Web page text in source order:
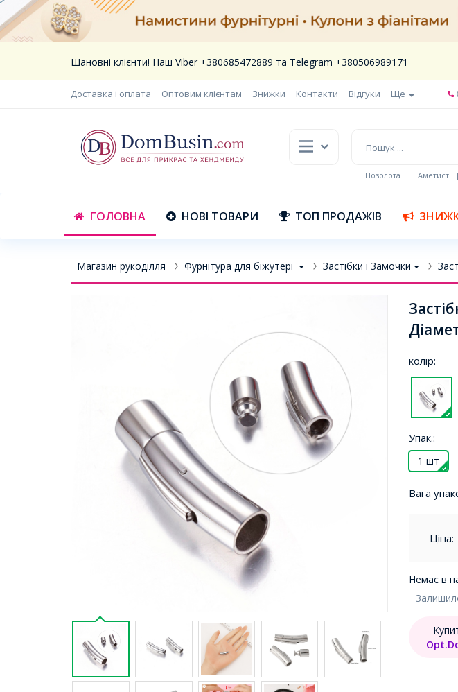
Шановні клієнти! Наш Viber +380685472889 та Telegram +380506989171
Доставка і оплата Оптовим клієнтам Знижки Контакти Відгуки Ще
Позолота | Аметист
ГОЛОВНА НОВІ ТОВАРИ ТОП ПРОДАЖІВ
Магазин рукоділля Фурнітура для біжутерії Застібки і Замочки
колір:
Упак.:
1 шт
Вага
Ціна:
Немає в